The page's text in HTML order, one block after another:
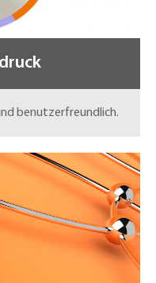
benutzerfreundlich.